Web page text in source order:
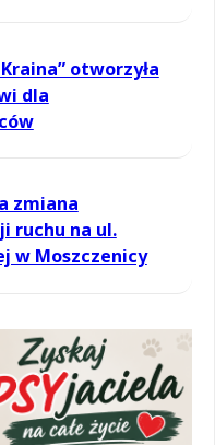
otworzyła
dla
zmiana
ruchu na ul.
w Moszczenicy